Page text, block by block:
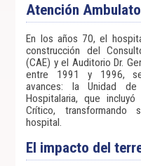
Atención
En los años 70, el
construcción del
(CAE) y el Auditorio Dr.
entre 1991 y 1996, se
avances: la Unidad
Hospitalaria, que
Crítico, transformando
hospital.
El impacto del